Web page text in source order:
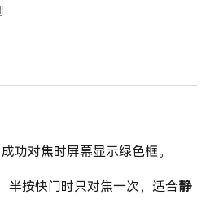
功对焦时屏幕显示绿色框。
半按快门时只对焦一次，适合静